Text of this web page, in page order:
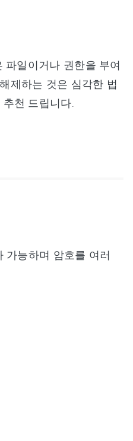
일이거나 권한을 부여
제하는 것은 심각한 법
천 드립니다.
가능하며 암호를 여러